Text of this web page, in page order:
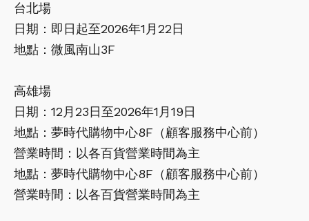
台北場
日期：即日起至2026年1月22日
地點：微風南山3F
高雄場
日期：12月23日至2026年1月19日
地點：夢時代購物中心8F（顧客服務中心前）
營業時間：以各百貨營業時間為主
地點：夢時代購物中心8F（顧客服務中心前）
營業時間：以各百貨營業時間為主